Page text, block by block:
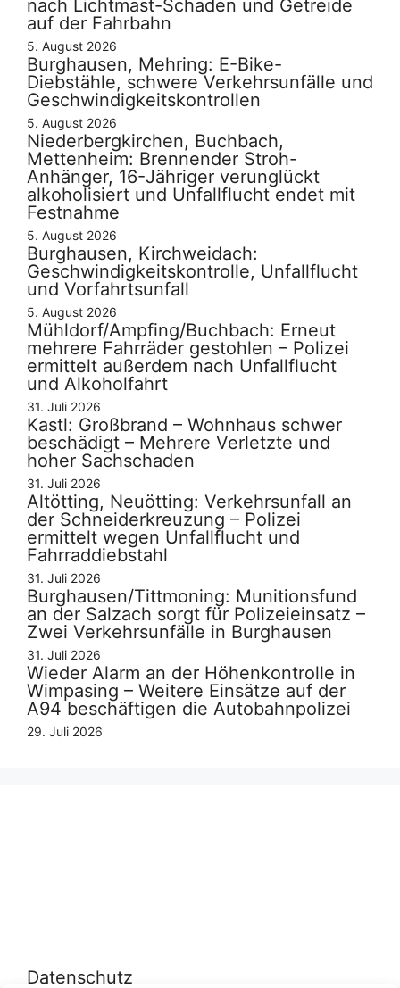
nach Lichtmast-Schaden und Getreide
auf der Fahrbahn
5. August 2026
Burghausen, Mehring: E-Bike-
Diebstähle, schwere Verkehrsunfälle und
Geschwindigkeitskontrollen
5. August 2026
Niederbergkirchen, Buchbach,
Mettenheim: Brennender Stroh-
Anhänger, 16-Jähriger verunglückt
alkoholisiert und Unfallflucht endet mit
Festnahme
5. August 2026
Burghausen, Kirchweidach:
Geschwindigkeitskontrolle, Unfallflucht
und Vorfahrtsunfall
5. August 2026
Mühldorf/Ampfing/Buchbach: Erneut
mehrere Fahrräder gestohlen – Polizei
ermittelt außerdem nach Unfallflucht
und Alkoholfahrt
31. Juli 2026
Kastl: Großbrand – Wohnhaus schwer
beschädigt – Mehrere Verletzte und
hoher Sachschaden
31. Juli 2026
Altötting, Neuötting: Verkehrsunfall an
der Schneiderkreuzung – Polizei
ermittelt wegen Unfallflucht und
Fahrraddiebstahl
31. Juli 2026
Burghausen/Tittmoning: Munitionsfund
an der Salzach sorgt für Polizeieinsatz –
Zwei Verkehrsunfälle in Burghausen
31. Juli 2026
Wieder Alarm an der Höhenkontrolle in
Wimpasing – Weitere Einsätze auf der
A94 beschäftigen die Autobahnpolizei
29. Juli 2026
Datenschutz